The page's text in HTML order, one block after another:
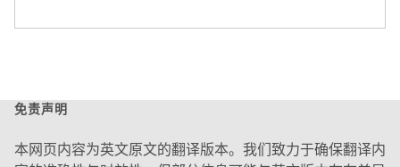
L
免责声明
本网页内容为英文原文的翻译版本。我们致力于确保翻译内